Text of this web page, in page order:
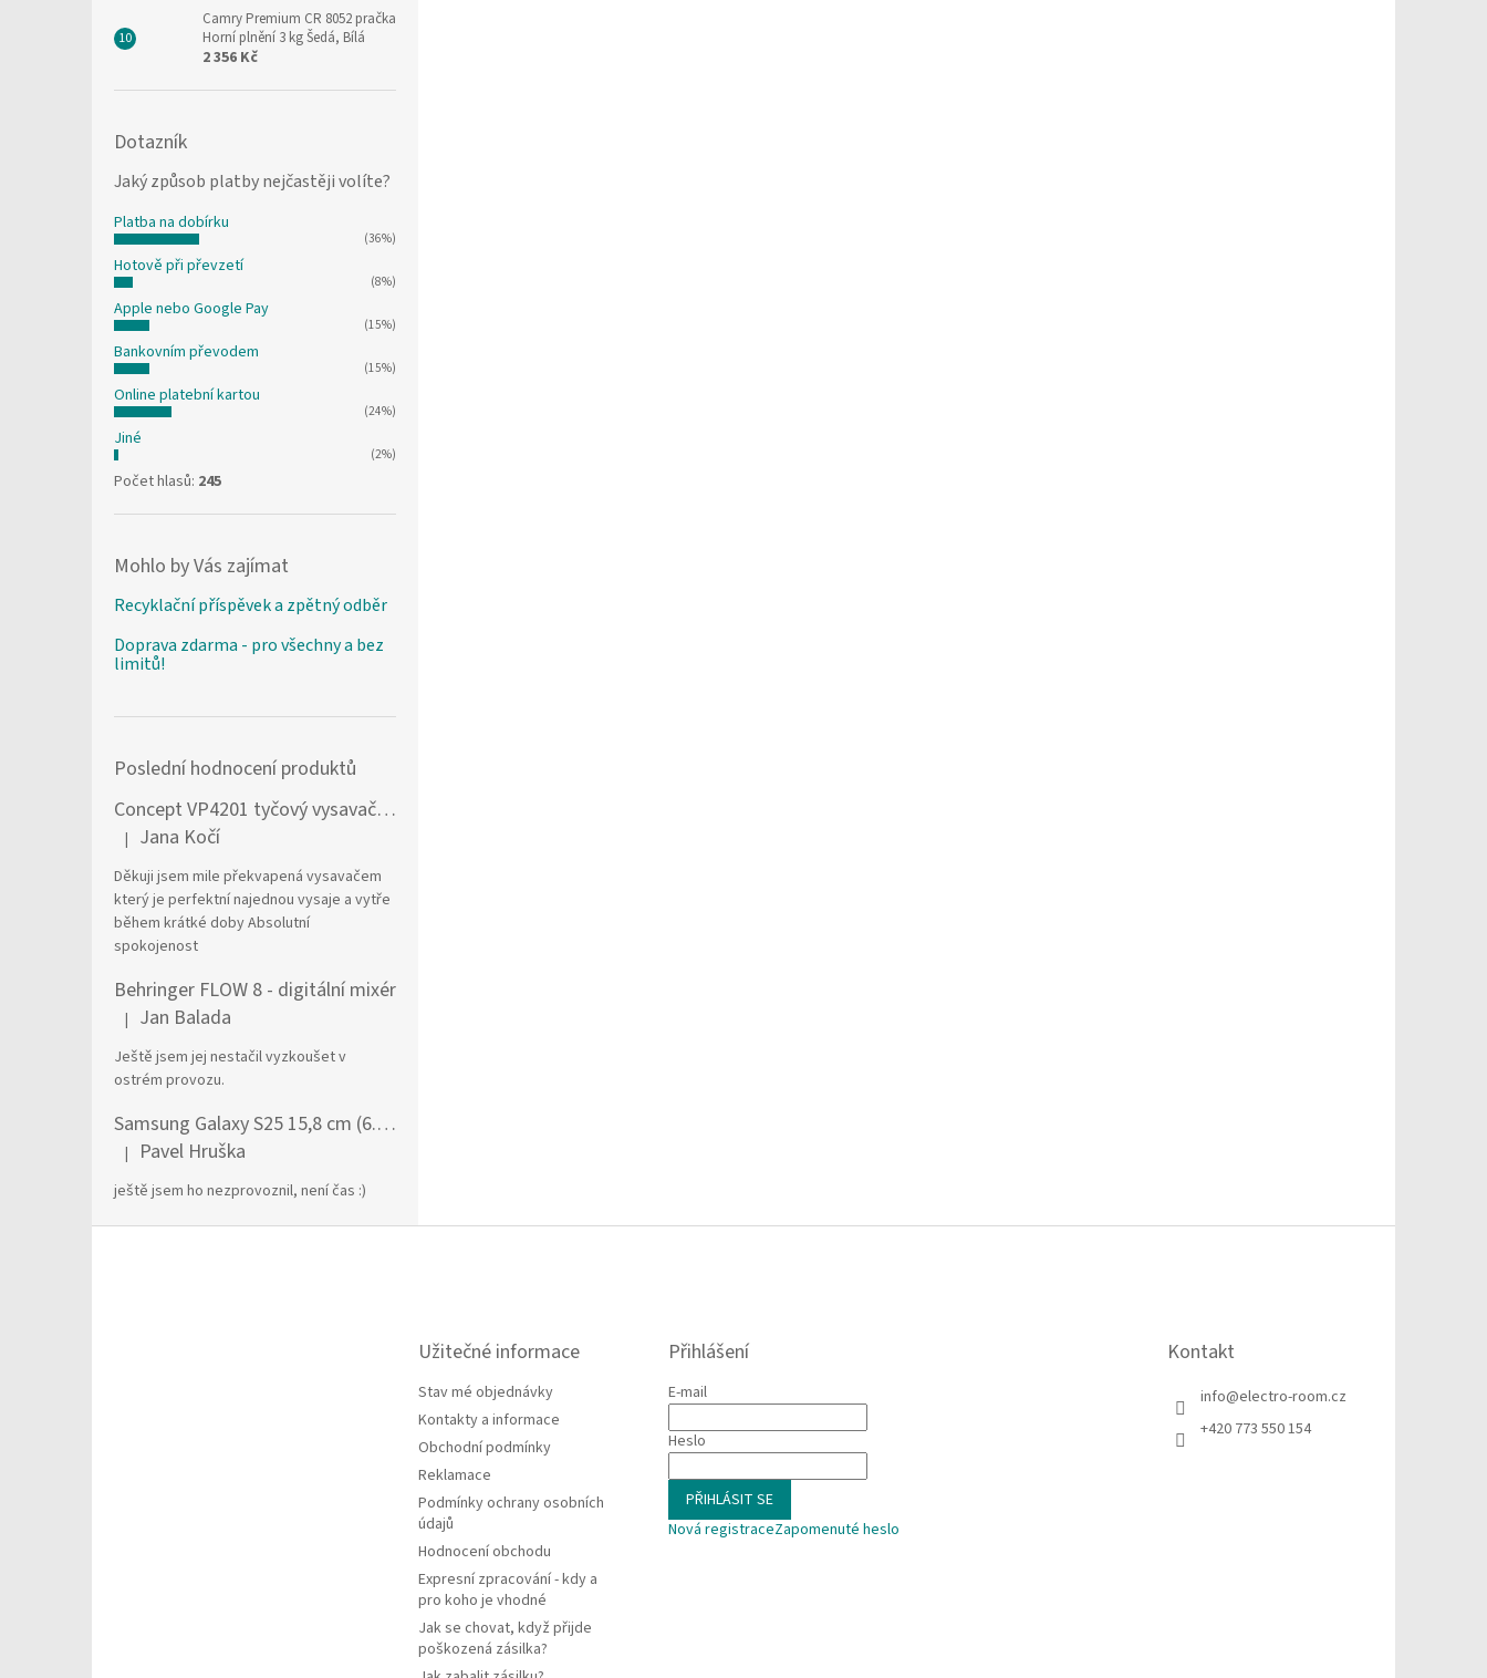
Camry Premium CR 8052 pračka
Horní plnění 3 kg Šedá, Bílá
2 356 Kč
Dotazník
Jaký způsob platby nejčastěji volíte?
Platba na dobírku
(36%)
Hotově při převzetí
(8%)
Apple nebo Google Pay
(15%)
Bankovním převodem
(15%)
Online platební kartou
(24%)
Jiné
(2%)
Počet hlasů: 245
Mohlo by Vás zajímat
Recyklační příspěvek a zpětný odběr
Doprava zdarma - pro všechny a bez
limitů!
Poslední hodnocení produktů
Concept VP4201 tyčový vysavač / elektrický smeták Tyčový vysavač 2 v 1 AC Suché a mokré Bezsáčkové 0,6 l 90 W Černá, Stříbrná
Hodnocení produktu je 5 z 5 hvězdiček.
| Jana Kočí
Děkuji jsem mile překvapená vysavačem
který je perfektní najednou vysaje a vytře
během krátké doby Absolutní
spokojenost
Behringer FLOW 8 - digitální mixér
Hodnocení produktu je 5 z 5 hvězdiček.
| Jan Balada
Ještě jsem jej nestačil vyzkoušet v
ostrém provozu.
Samsung Galaxy S25 15,8 cm (6.2") Dual SIM Android 15 5G USB typu C 12 GB 256 GB 4000 mAh Námořnická modrá
Hodnocení produktu je 1 z 5 hvězdiček.
| Pavel Hruška
ještě jsem ho nezprovoznil, není čas :)
Užitečné informace
Stav mé objednávky
Kontakty a informace
Obchodní podmínky
Reklamace
Podmínky ochrany osobních
údajů
Hodnocení obchodu
Expresní zpracování - kdy a
pro koho je vhodné
Jak se chovat, když přijde
poškozená zásilka?
Přihlášení
E-mail
Heslo
PŘIHLÁSIT SE
Nová registraceZapomenuté heslo
Kontakt
info@electro-room.cz
+420 773 550 154